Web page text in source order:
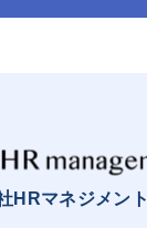
HRマネジメント